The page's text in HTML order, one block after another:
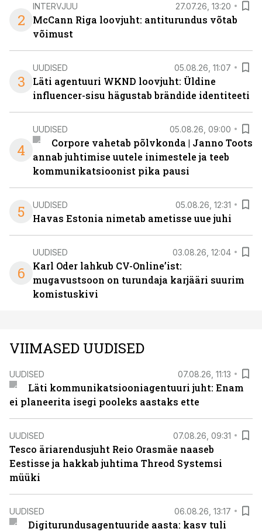
2
INTERVJUU 27.07.26, 13:20
McCann Riga loovjuht: antiturundus võtab
võimust
3
UUDISED 05.08.26, 11:07
Läti agentuuri WKND loovjuht: Üldine
influencer-sisu hägustab brändide identiteeti
4
UUDISED 05.08.26, 09:00
Corpore vahetab põlvkonda | Janno Toots
annab juhtimise uutele inimestele ja teeb
kommunikatsioonist pika pausi
5 UUDISED 05.08.26, 12:31
Havas Estonia nimetab ametisse uue juhi
6
UUDISED 03.08.26, 12:04
Karl Oder lahkub CV-Online’ist:
mugavustsoon on turundaja karjääri suurim
komistuskivi
VIIMASED UUDISED
UUDISED 07.08.26, 11:13
Läti kommunikatsiooniagentuuri juht: Enam
ei planeerita isegi pooleks aastaks ette
UUDISED 07.08.26, 09:31
Tesco äriarendusjuht Reio Orasmäe naaseb
Eestisse ja hakkab juhtima Threod Systemsi
müüki
UUDISED 06.08.26, 13:17
Digiturundusagentuuride aasta: kasv tuli